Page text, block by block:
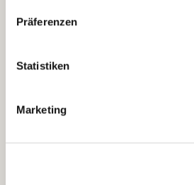
Ihre Einwilligung
indem Sie die Cookie-Einstellungen
unsererDatenschutzerklärung
Präferenzen
Statistiken
Marketing
Kantstraße 45a
(Ein Tochterunternehmen des AWO
e.V.)